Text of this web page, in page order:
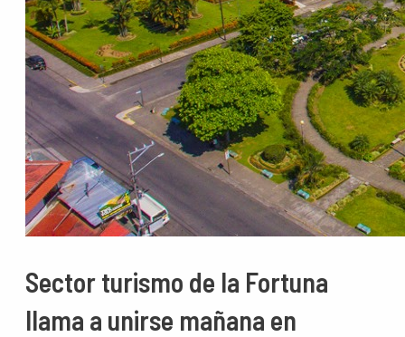
Sector turismo de la Fortuna
llama a unirse mañana en